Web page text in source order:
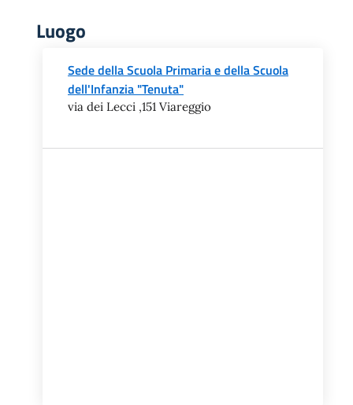
Luogo
Sede della Scuola Primaria e della Scuola
dell'Infanzia "Tenuta"
via dei Lecci ,151 Viareggio